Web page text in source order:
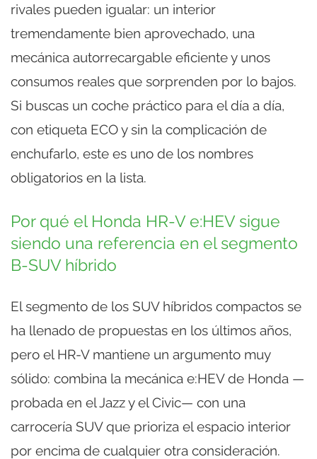
rivales pueden igualar: un interior
tremendamente bien aprovechado, una
mecánica autorrecargable eficiente y unos
consumos reales que sorprenden por lo bajos.
Si buscas un coche práctico para el día a día,
con etiqueta ECO y sin la complicación de
enchufarlo, este es uno de los nombres
obligatorios en la lista.
Por qué el Honda HR-V e:HEV sigue
siendo una referencia en el segmento
B-SUV híbrido
El segmento de los SUV híbridos compactos se
ha llenado de propuestas en los últimos años,
pero el HR-V mantiene un argumento muy
sólido: combina la mecánica e:HEV de Honda —
probada en el Jazz y el Civic— con una
carrocería SUV que prioriza el espacio interior
por encima de cualquier otra consideración.